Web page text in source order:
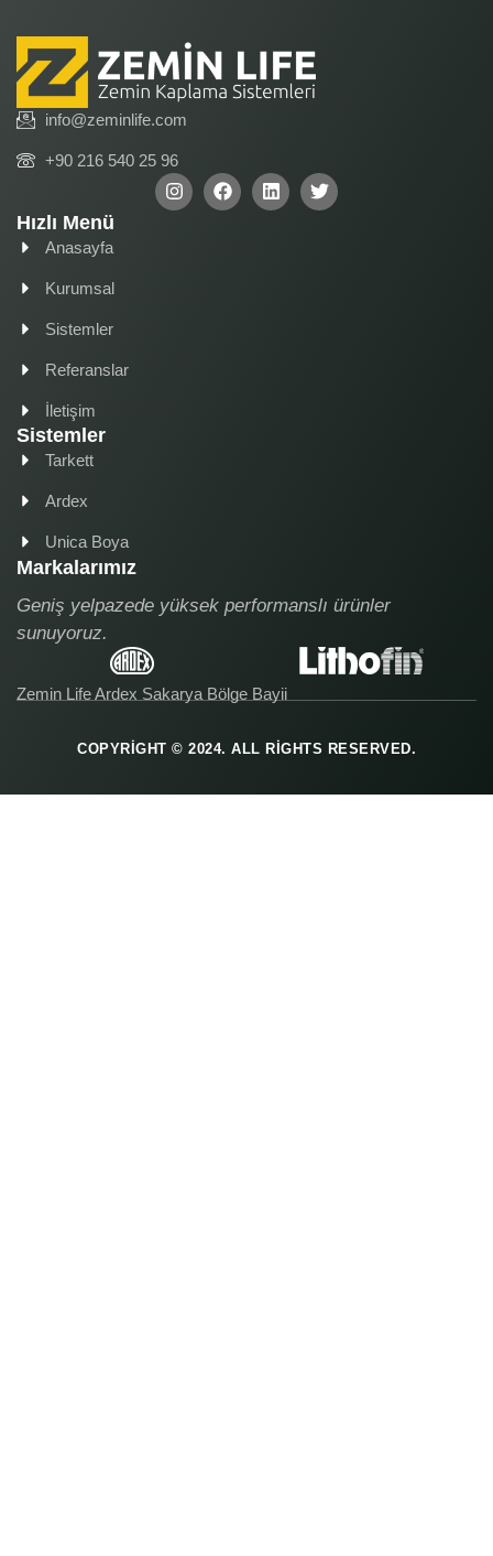
info@zeminlife.com
+90 216 540 25 96
Hızlı Menü
Anasayfa
Kurumsal
Sistemler
Referanslar
İletişim
Sistemler
Tarkett
Ardex
Unica Boya
Markalarımız
Geniş yelpazede yüksek performanslı ürünler
sunuyoruz.
Zemin Life Ardex Sakarya Bölge Bayii
COPYRIGHT © 2024. ALL RIGHTS RESERVED.